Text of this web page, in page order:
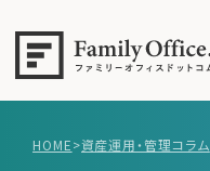
HOME>資産運用・管理コラム